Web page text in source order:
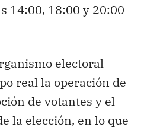
14:00, 18:00 y 20:00
electoral
real la operación de
de votantes y el
la elección, en lo que